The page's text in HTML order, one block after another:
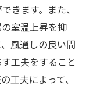
きます。また、
室温上昇を抑
風通しの良い間
工夫をすること
工夫によって、